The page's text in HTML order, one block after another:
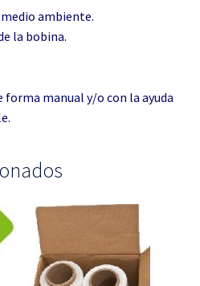
ambiente.
la bobina.
forma manual y/o con la ayuda